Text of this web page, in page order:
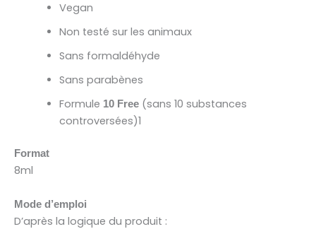
Vegan
Non testé sur les animaux
Sans formaldéhyde
Sans parabènes
Formule 10 Free(sans 10 substances
controversées)1
Format
8ml
Mode d’emploi
D’après la logique du produit :